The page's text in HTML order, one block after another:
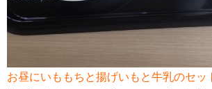
お昼にいももちと揚げいもと牛乳のセッ